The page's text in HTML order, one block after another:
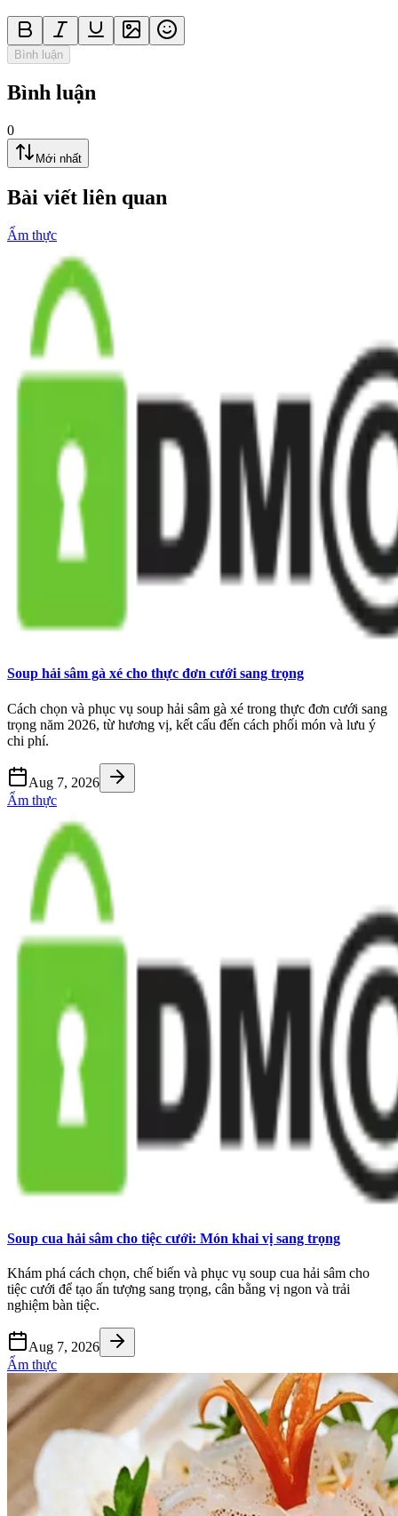
Bình luận
Bình luận
0
Mới nhất
Bài viết liên quan
Ẩm thực
Soup hải sâm gà xé cho thực đơn cưới sang trọng
Cách chọn và phục vụ soup hải sâm gà xé trong thực đơn cưới sang
trọng năm 2026, từ hương vị, kết cấu đến cách phối món và lưu ý
chi phí.
Aug 7, 2026
Ẩm thực
Soup cua hải sâm cho tiệc cưới: Món khai vị sang trọng
Khám phá cách chọn, chế biến và phục vụ soup cua hải sâm cho
tiệc cưới để tạo ấn tượng sang trọng, cân bằng vị ngon và trải
nghiệm bàn tiệc.
Aug 7, 2026
Ẩm thực